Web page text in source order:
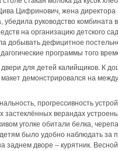
Цифринович, жена директора
руководство комбината в
на организацию детского
добывать дефицитное
программы того
для детей калийщиков. К
демонстрировался на
прогрессивность
верандах
уголке обитали белка,
было удобно наблюдать за
заднем дворе – курятник.